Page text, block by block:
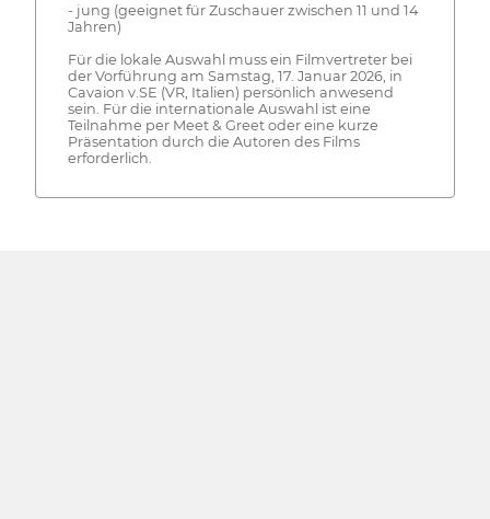
- jung (geeignet für Zuschauer zwischen 11 und 14
Jahren)
Für die lokale Auswahl muss ein Filmvertreter bei
der Vorführung am Samstag, 17. Januar 2026, in
Cavaion v.SE (VR, Italien) persönlich anwesend
sein. Für die internationale Auswahl ist eine
Teilnahme per Meet & Greet oder eine kurze
Präsentation durch die Autoren des Films
erforderlich.